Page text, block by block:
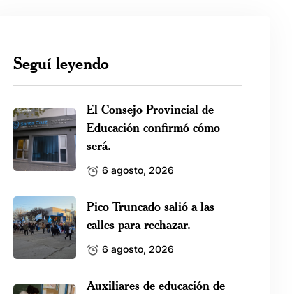
Seguí leyendo
El Consejo Provincial de
Educación confirmó cómo
será.
6 agosto, 2026
Pico Truncado salió a las
calles para rechazar.
6 agosto, 2026
Auxiliares de educación de